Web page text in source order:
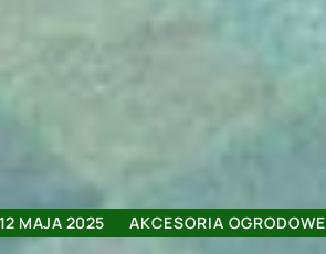
12 MAJA 2025 AKCESORIA OGRODOWE